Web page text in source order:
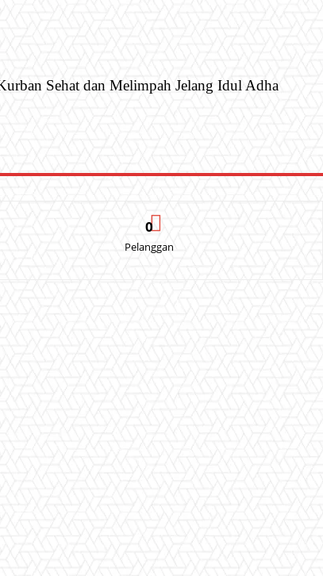
Sehat dan Melimpah Jelang Idul Adha
0
Pelanggan